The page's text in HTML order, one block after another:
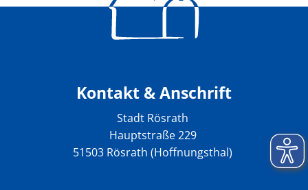
Kontakt & Anschrift
Stadt Rösrath
Hauptstraße 229
51503 Rösrath (Hoffnungsthal)